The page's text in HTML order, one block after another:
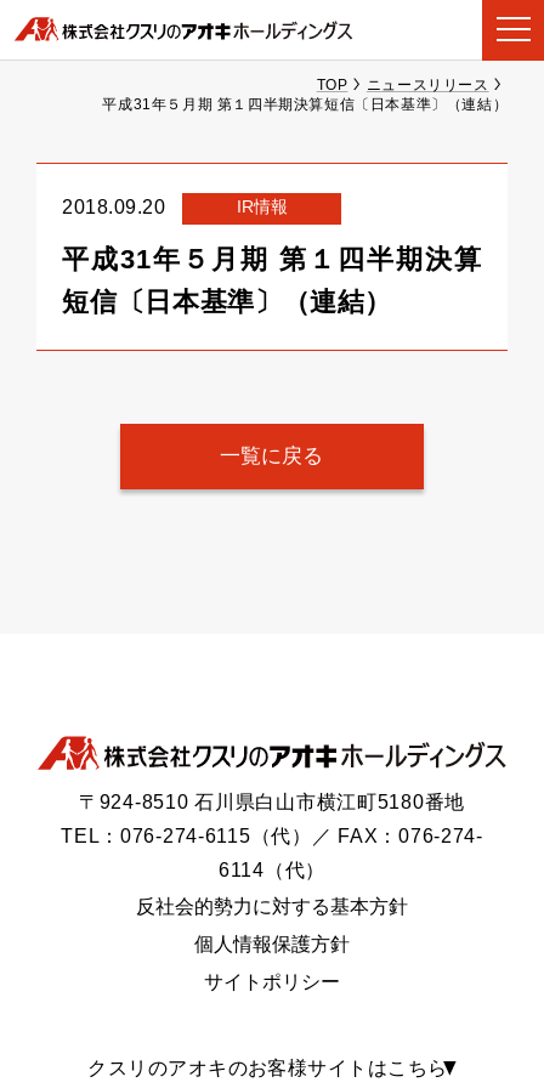
TOP
ニュースリリース
平成31年５月期 第１四半期決算短信〔日本基準〕（連結）
2018.09.20 IR情報
平成31年５月期 第１四半期決算
短信〔日本基準〕（連結）
一覧に戻る
〒924-8510 石川県白山市横江町5180番地
TEL：076-274-6115（代）／ FAX：076-274-
6114（代）
反社会的勢力に対する基本方針
個人情報保護方針
サイトポリシー
クスリのアオキのお客様サイトはこちら